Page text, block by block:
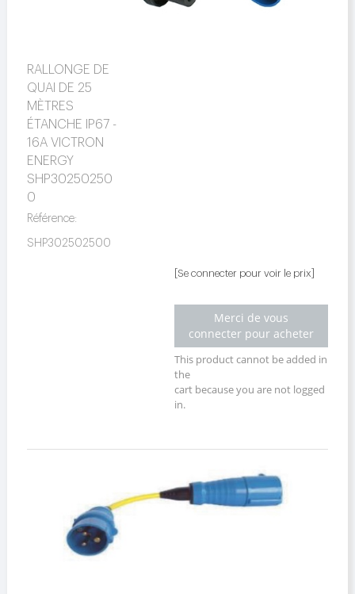
RALLONGE DE
QUAI DE 25
MÈTRES
ÉTANCHE IP67 -
16A VICTRON
ENERGY
SHP30250250
0
Référence:
SHP302502500
[Se connecter pour voir le prix]
Merci de vous
connecter pour acheter
This product cannot be added in
the
cart because you are not logged
in.